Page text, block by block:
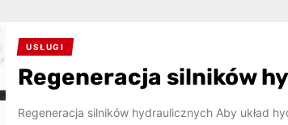
USŁUGI
Regeneracja silników
Regeneracja silników hydraulicznych Aby układ